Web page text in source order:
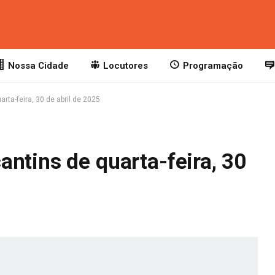
Nossa Cidade Locutores Programação
feira, 30 de abril de 2025
de quarta-feira, 30